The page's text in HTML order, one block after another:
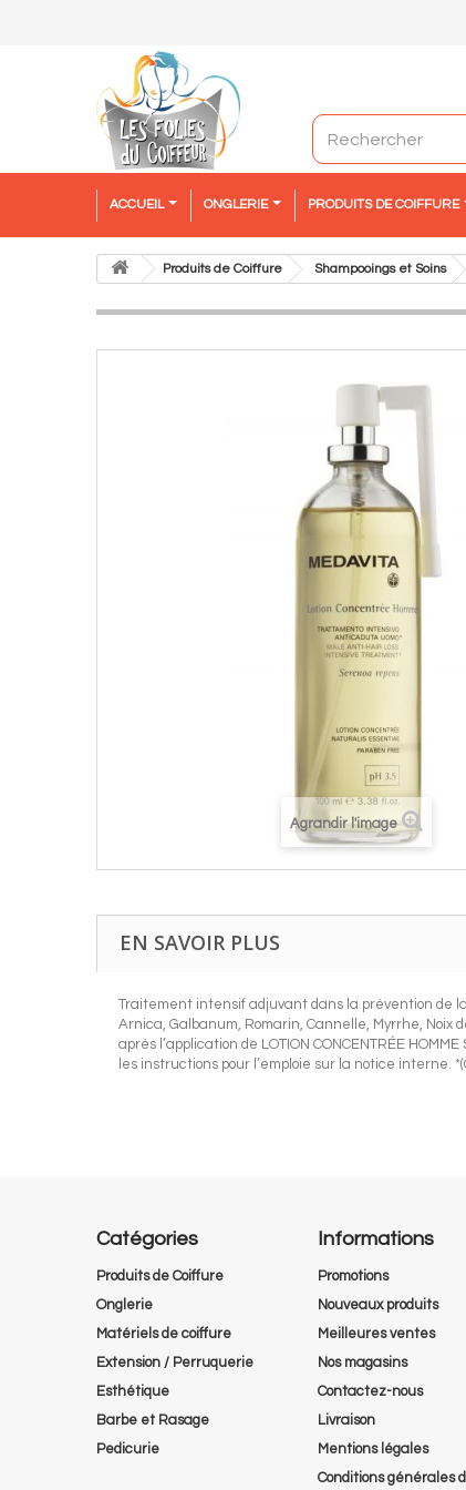
ACCUEIL ONGLERIE PRODUITS DE COIFFURE
Produits de Coiffure Shampooings et Soins
Agrandir l'image
EN SAVOIR PLUS
Traitement intensif adjuvant dans la prévention de
Arnica, Galbanum, Romarin, Cannelle, Myrrhe, Noix
après l’application de LOTION CONCENTRÉE
les instructions pour l’emploie sur la notice interne.
Catégories
Produits de Coiffure
Onglerie
Matériels de coiffure
Extension / Perruquerie
Esthétique
Barbe et Rasage
Pedicurie
Informations
Promotions
Nouveaux produits
Meilleures ventes
Nos magasins
Contactez-nous
Livraison
Mentions légales
Conditions générales